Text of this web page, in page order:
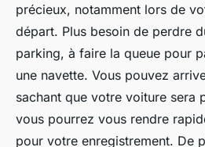
précieux, notamment lors de
départ. Plus besoin de perdre
parking, à faire la queue pour
une navette. Vous pouvez
sachant que votre voiture sera
vous pourrez vous rendre
pour votre enregistrement. De